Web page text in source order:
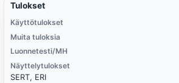
Tulokset
Käyttötulokset
Muita tuloksia
Luonnetesti/MH
Näyttelytulokset
SERT, ERI